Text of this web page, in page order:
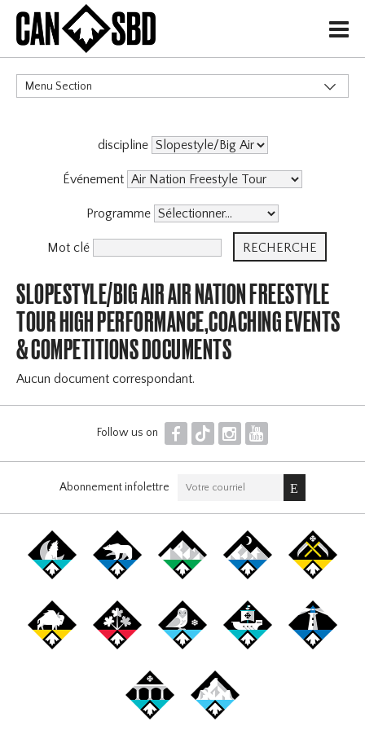
H
Menu Section
discipline
Événement
Programme
Mot clé
SLOPESTYLE/BIG AIR AIR NATION FREESTYLE
TOUR HIGH PERFORMANCE,COACHING EVENTS
& COMPETITIONS DOCUMENTS
Aucun document correspondant.
Follow us on F T I Y
Abonnement infolettre